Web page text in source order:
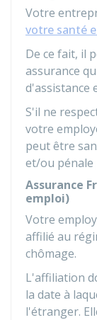
Votre
votre santé
De ce fait, il
assurance
d'assistance
S'il ne
votre
peut être
et/ou pénale
Assurance
emploi)
Votre
affilié au
chômage.
L'affiliation
la date à
l'étranger.